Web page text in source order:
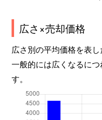
広さ×売却価格
広さ別の平均価格を表し
一般的には広くなるに
す。